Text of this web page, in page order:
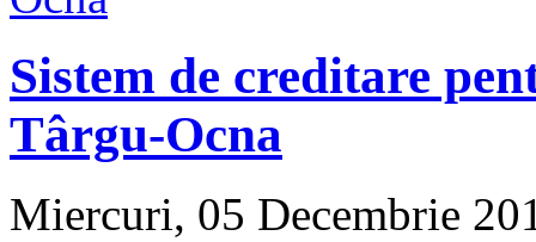
Sistem de creditare
Târgu-Ocna
Miercuri, 05 Decembrie